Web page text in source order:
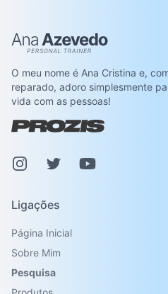
Ana Azevedo
O meu nome é Ana Cristina e,
reparado, adoro simplesmente
vida com as pessoas!
InstagramPinterestYoutube
Ligações
Página Inicial
Sobre Mim
Pesquisa